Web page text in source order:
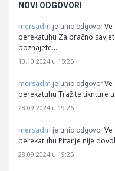
NOVI ODGOVORI
mersadm je unio odgovor
berekatuhu Za bračno
poznajete.…
13.10.2024 u 15:25
mersadm je unio odgovor
berekatuhu Tražite tiknture
28.09.2024 u 19:26
mersadm je unio odgovor
berekatuhu Pitanje nije
28.09.2024 u 19:25